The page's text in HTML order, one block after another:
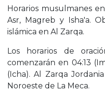
Horarios musulmanes
Asr, Magreb y Isha'a.
islámica en Al Zarqa.
Los horarios de
comenzarán en 04:13
(Icha). Al Zarqa
Noroeste de La Meca.